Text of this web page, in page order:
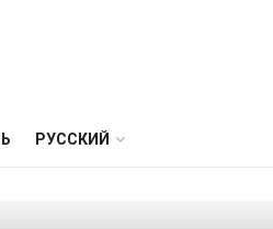
РУССКИЙ